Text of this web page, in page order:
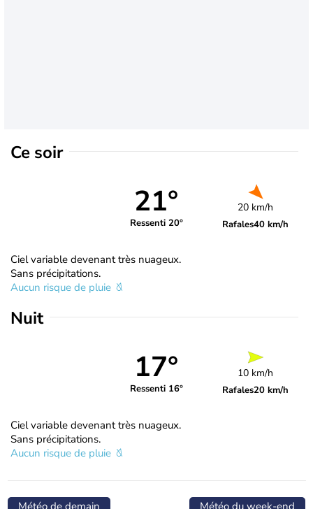
Ce soir
21°
Ressenti 20°
20 km/h
Rafales40 km/h
Ciel variable devenant très nuageux.
Sans précipitations.
Aucun risque de pluie
Nuit
17°
Ressenti 16°
10 km/h
Rafales20 km/h
Ciel variable devenant très nuageux.
Sans précipitations.
Aucun risque de pluie
Météo de demain Météo du week-end